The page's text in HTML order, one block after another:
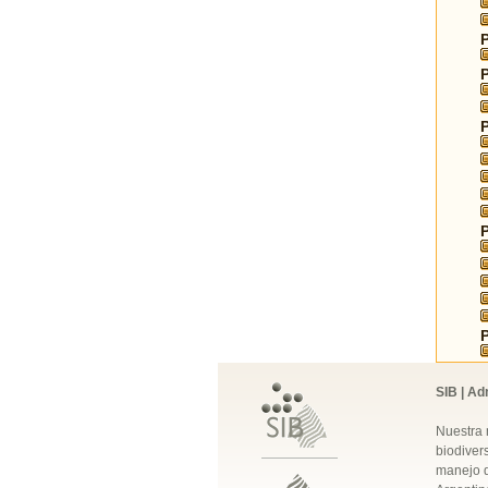
SIB |
Nuestra
manejo